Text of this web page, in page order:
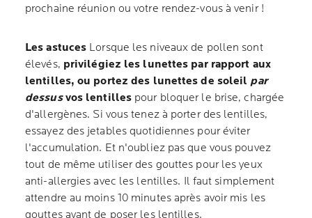
prochaine réunion ou votre rendez-vous à venir !
Les astuces Lorsque les niveaux de pollen sont
élevés, privilégiez les lunettes par rapport aux
lentilles, ou portez des lunettes de soleil par
dessusvos lentilles pour bloquer le brise, chargée
d'allergènes. Si vous tenez à porter des lentilles,
essayez des jetables quotidiennes pour éviter
l'accumulation. Et n'oubliez pas que vous pouvez
tout de même utiliser des gouttes pour les yeux
anti-allergies avec les lentilles. Il faut simplement
attendre au moins 10 minutes après avoir mis les
gouttes avant de poser les lentilles.